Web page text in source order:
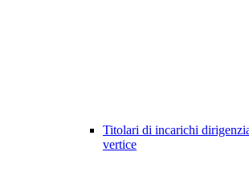
Titolari di incarichi
vertice